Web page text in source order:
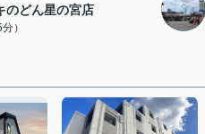
のどん星の宮店
）